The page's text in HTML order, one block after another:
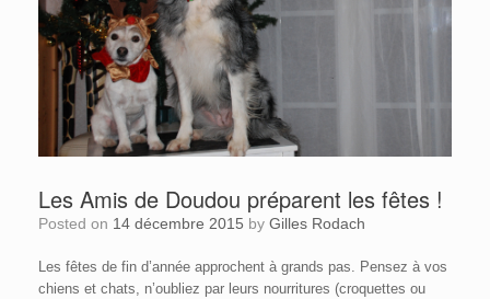
Les Amis de Doudou préparent les fêtes !
Posted on 14 décembre 2015 by Gilles Rodach
Les fêtes de fin d’année approchent à grands pas. Pensez à vos
chiens et chats, n’oubliez par leurs nourritures (croquettes ou